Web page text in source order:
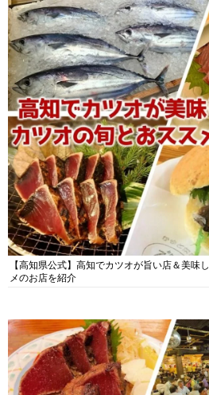
【高知県公式】高知でカツオが旨い店＆美味
メのお店を紹介